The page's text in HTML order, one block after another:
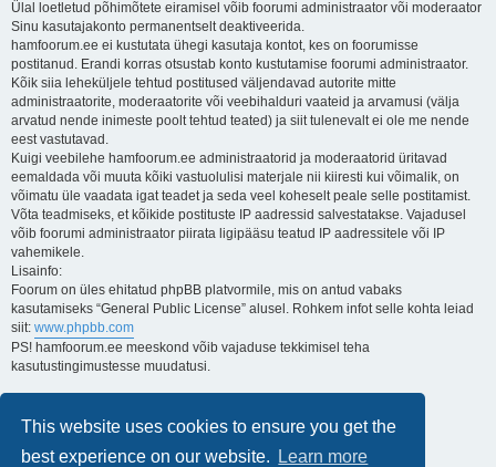
This website uses cookies to ensure you get the
best experience on our website.
Learn more
Ülal loetletud põhimõtete eiramisel võib foorumi administraator või moderaator
Sinu kasutajakonto permanentselt deaktiveerida.
hamfoorum.ee ei kustutata ühegi kasutaja kontot, kes on foorumisse
postitanud. Erandi korras otsustab konto kustutamise foorumi administraator.
Kõik siia leheküljele tehtud postitused väljendavad autorite mitte
administraatorite, moderaatorite või veebihalduri vaateid ja arvamusi (välja
arvatud nende inimeste poolt tehtud teated) ja siit tulenevalt ei ole me nende
eest vastutavad.
Kuigi veebilehe hamfoorum.ee administraatorid ja moderaatorid üritavad
eemaldada või muuta kõiki vastuolulisi materjale nii kiiresti kui võimalik, on
võimatu üle vaadata igat teadet ja seda veel koheselt peale selle postitamist.
Võta teadmiseks, et kõikide postituste IP aadressid salvestatakse. Vajadusel
võib foorumi administraator piirata ligipääsu teatud IP aadressitele või IP
vahemikele.
Lisainfo:
Foorum on üles ehitatud phpBB platvormile, mis on antud vabaks
kasutamiseks “General Public License” alusel. Rohkem infot selle kohta leiad
siit: www.phpbb.com
PS! hamfoorum.ee meeskond võib vajaduse tekkimisel teha
kasutustingimustesse muudatusi.
Kuido